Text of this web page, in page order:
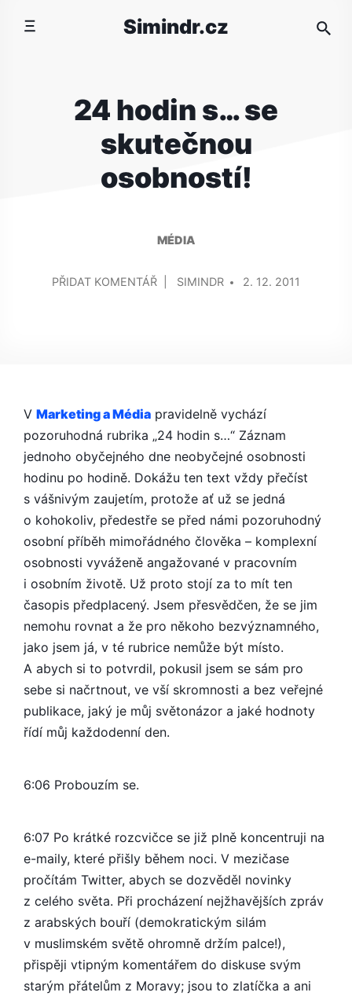
Simindr.cz
24 hodin s… se
skutečnou
osobností!
MÉDIA
PŘIDAT KOMENTÁŘNA
SIMINDR
2. 12. 2011
V Marketing a Média pravidelně vychází
pozoruhodná rubrika „24 hodin s…“ Záznam
jednoho obyčejného dne neobyčejné osobnosti
hodinu po hodině. Dokážu ten text vždy přečíst
s vášnivým zaujetím, protože ať už se jedná
o kohokoliv, předestře se před námi pozoruhodný
osobní příběh mimořádného člověka – komplexní
osobnosti vyváženě angažované v pracovním
i osobním životě. Už proto stojí za to mít ten
časopis předplacený. Jsem přesvědčen, že se jim
nemohu rovnat a že pro někoho bezvýznamného,
jako jsem já, v té rubrice nemůže být místo.
A abych si to potvrdil, pokusil jsem se sám pro
sebe si načrtnout, ve vší skromnosti a bez veřejné
publikace, jaký je můj světonázor a jaké hodnoty
řídí můj každodenní den.
6:06 Probouzím se.
6:07 Po krátké rozcvičce se již plně koncentruji na
e-maily, které přišly během noci. V mezičase
pročítám Twitter, abych se dozvěděl novinky
z celého světa. Při procházení nejžhavějších zpráv
z arabských bouří (demokratickým silám
v muslimském světě ohromně držím palce!),
přispěji vtipným komentářem do diskuse svým
starým přátelům z Moravy; jsou to zlatíčka a ani